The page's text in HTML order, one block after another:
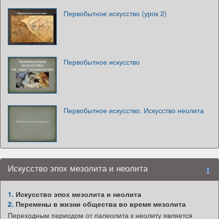
Первобытное искусство (урок 2)
Первобытное искусство
Первобытное искусство. Искусство неолита
Искусство эпох мезолита и неолита
1. Искусство эпох мезолита и неолита
2. Перемены в жизни общества во время мезолита
Переходным периодом от палеолита к неолиту является